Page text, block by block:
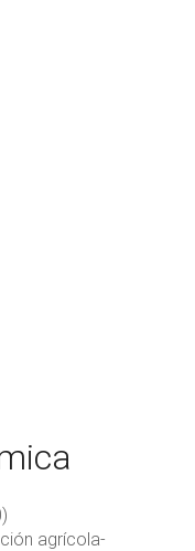
agrícola-